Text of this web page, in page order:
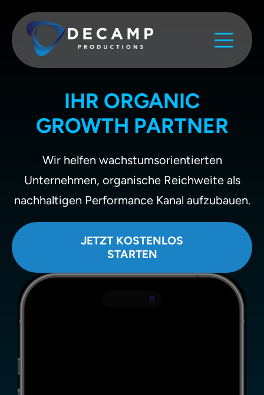
IHR ORGANIC
GROWTH PARTNER
Wir helfen wachstumsorientierten
Unternehmen, organische Reichweite als
nachhaltigen Performance Kanal aufzubauen.
JETZT KOSTENLOS
STARTEN